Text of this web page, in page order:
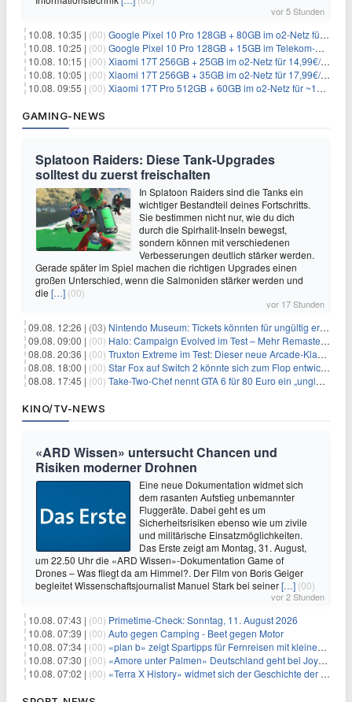
vor 5 Stunden
10.08. 10:35 | (00) Google Pixel 10 Pro 128GB + 80GB im o2-Netz für 24,99€/Monat (effektiv -6,60€/Monat)
10.08. 10:25 | (00) Google Pixel 10 Pro 128GB + 15GB im Telekom-Netz für 19,98€/Monat (effektiv -12,77€/Monat)
10.08. 10:15 | (00) Xiaomi 17T 256GB + 25GB im o2-Netz für 14,99€/Monat (effektiv -4,30€/Monat)
10.08. 10:05 | (00) Xiaomi 17T 256GB + 35GB im o2-Netz für 17,99€/Monat (effektiv -2,47€/Monat)
10.08. 09:55 | (00) Xiaomi 17T Pro 512GB + 60GB im o2-Netz für ~19,99€/Monat (effektiv -7,22€/Monat)
GAMING-NEWS
Splatoon Raiders: Diese Tank-Upgrades
solltest du zuerst freischalten
In Splatoon Raiders sind die Tanks ein
wichtiger Bestandteil deines Fortschritts.
Sie bestimmen nicht nur, wie du dich
durch die Spirhalit-Inseln bewegst,
sondern können mit verschiedenen
Verbesserungen deutlich stärker werden.
Gerade später im Spiel machen die richtigen Upgrades einen
großen Unterschied, wenn die Salmoniden stärker werden und
die […] (00)
vor 17 Stunden
09.08. 12:26 | (03) Nintendo Museum: Tickets könnten für ungültig erklärt werden!
09.08. 09:00 | (00) Halo: Campaign Evolved im Test – Mehr Remaster als Remake
08.08. 20:36 | (00) Truxton Extreme im Test: Dieser neue Arcade-Klassiker verzeiht dir gar nichts
08.08. 18:00 | (00) Star Fox auf Switch 2 könnte sich zum Flop entwickeln
08.08. 17:45 | (00) Take-Two-Chef nennt GTA 6 für 80 Euro ein „unglaubliches Schnäppchen“
KINO/TV-NEWS
«ARD Wissen» untersucht Chancen und
Risiken moderner Drohnen
Eine neue Dokumentation widmet sich
dem rasanten Aufstieg unbemannter
Fluggeräte. Dabei geht es um
Sicherheitsrisiken ebenso wie um zivile
und militärische Einsatzmöglichkeiten.
Das Erste zeigt am Montag, 31. August,
um 22.50 Uhr die «ARD Wissen»-Dokumentation Game of
Drones – Was fliegt da am Himmel?. Der Film von Boris Geiger
begleitet Wissenschaftsjournalist Manuel Stark bei seiner[…] (00)
vor 2 Stunden
10.08. 07:43 | (00) Primetime-Check: Sonntag, 11. August 2026
10.08. 07:39 | (00) Auto gegen Camping - Beet gegen Motor
10.08. 07:34 | (00) «plan b» zeigt Spartipps für Fernreisen mit kleinem Budget
10.08. 07:30 | (00) «Amore unter Palmen» Deutschland geht bei Joyn weiter
10.08. 07:02 | (00) «Terra X History» widmet sich der Geschichte der deutschen Vereine